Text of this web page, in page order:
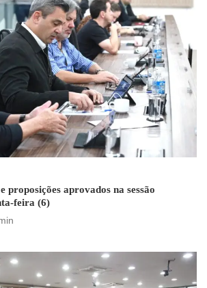
proposições aprovados na sessão
feira (6)